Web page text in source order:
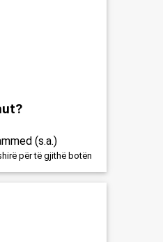
(s.a.)
për të gjithë botën